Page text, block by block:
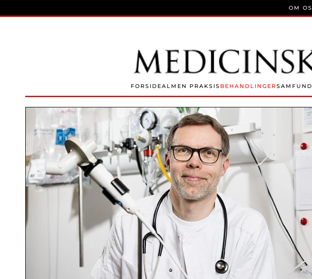
FORSIDEALMEN PRAKSIS BEHANDLINGERSAMFUND
OM OS